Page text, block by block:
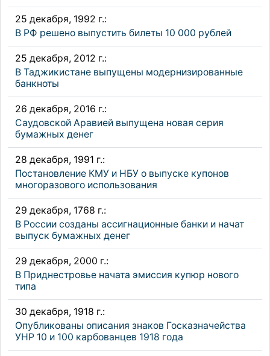
25 декабря, 1992 г.:
В РФ решено выпустить билеты 10 000 рублей
25 декабря, 2012 г.:
В Таджикистане выпущены модернизированные
банкноты
26 декабря, 2016 г.:
Саудовской Аравией выпущена новая серия
бумажных денег
28 декабря, 1991 г.:
Постановление КМУ и НБУ о выпуске купонов
многоразового использования
29 декабря, 1768 г.:
В России созданы ассигнационные банки и начат
выпуск бумажных денег
29 декабря, 2000 г.:
В Приднестровье начата эмиссия купюр нового
типа
30 декабря, 1918 г.:
Опубликованы описания знаков Госказначейства
УНР 10 и 100 карбованцев 1918 года